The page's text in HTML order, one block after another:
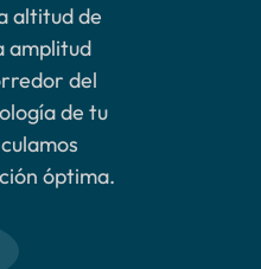
altitud de
amplitud
del
de tu
óptima.